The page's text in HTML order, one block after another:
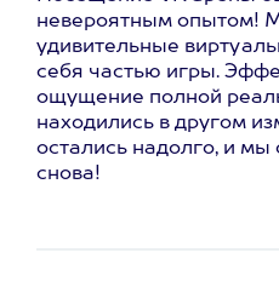
невероятным опытом!
удивительные
себя частью игры.
ощущение полной
находились в другом
остались надолго, и мы
снова!